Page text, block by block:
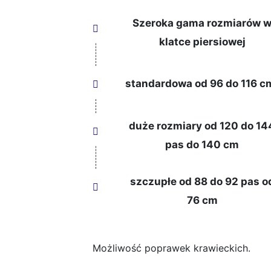
Szeroka gama rozmiarów w
klatce piersiowej
standardowa od 96 do 116
duże rozmiary od 120 do
pas do 140 cm
szczupłe od 88 do 92 pas
76 cm
Możliwość poprawek krawieckich.